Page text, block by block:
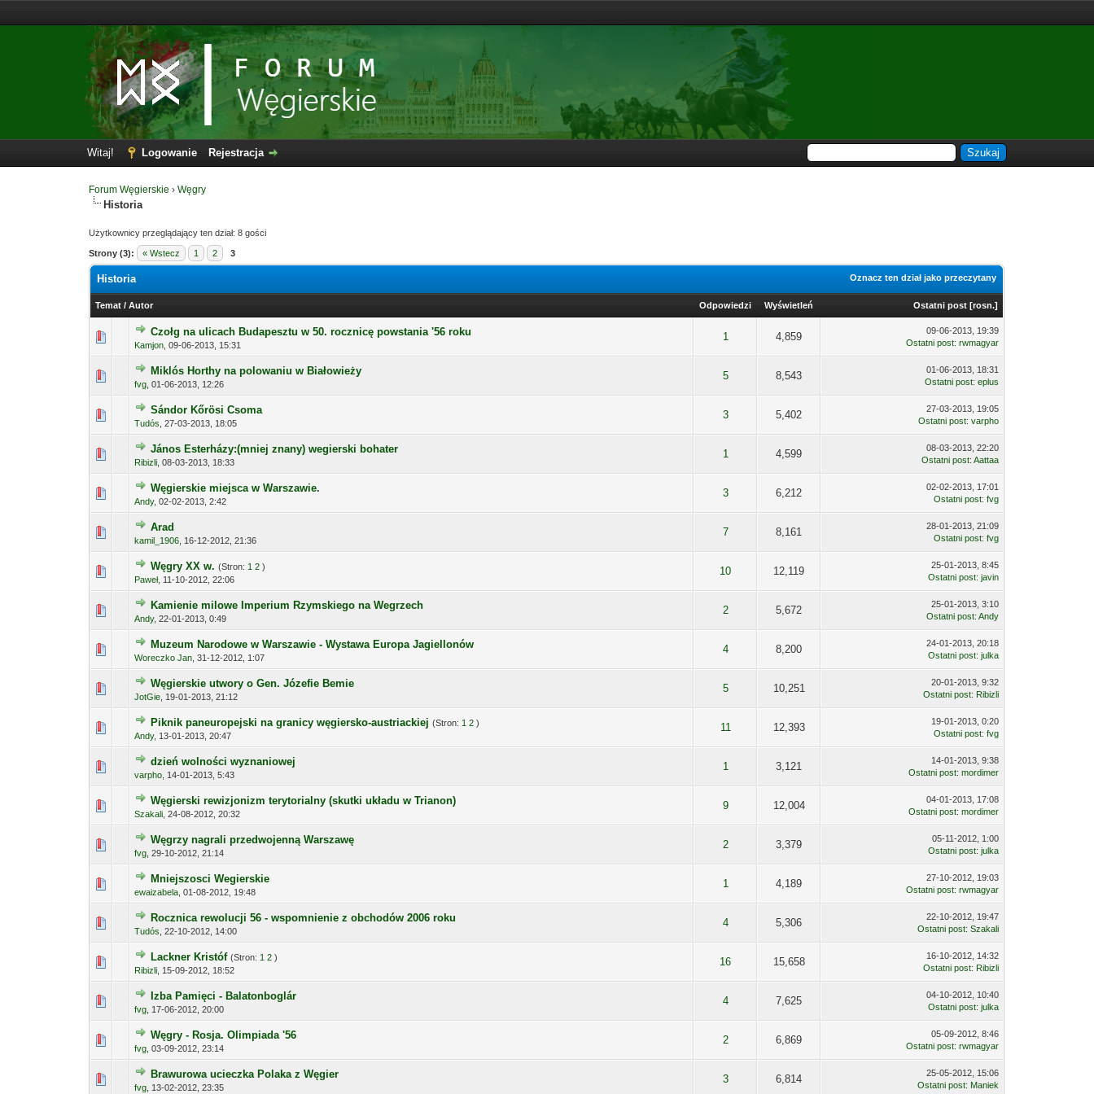
Witaj! Logowanie Rejestracja
Forum Węgierskie ›Węgry
Historia
Użytkownicy przeglądający ten dział: 8 gości
Strony (3): « Wstecz 1 2 3
Oznacz ten dział jako przeczytany
Historia
Temat /Autor Odpowiedzi Wyświetleń Ostatni post [rosn.]
Czołg na ulicach Budapesztu w 50. rocznicę powstania '56 roku
Kamjon ,09-06-2013, 15:31
1 4,859
09-06-2013, 19:39
Ostatni post:rwmagyar
Miklós Horthy na polowaniu w Białowieży
fvg ,01-06-2013, 12:26
5 8,543
01-06-2013, 18:31
Ostatni post:eplus
Sándor Kőrösi Csoma
Tudós ,27-03-2013, 18:05
3 5,402
27-03-2013, 19:05
Ostatni post:varpho
János Esterházy:(mniej znany) wegierski bohater
Ribizli ,08-03-2013, 18:33
1 4,599
08-03-2013, 22:20
Ostatni post:Aattaa
Węgierskie miejsca w Warszawie.
Andy,02-02-2013, 2:42
3 6,212
02-02-2013, 17:01
Ostatni post:fvg
Arad
kamil_1906 16-12-2012, 21:36
7 8,161
28-01-2013, 21:09
Ostatni post:fvg
Węgry XX w. (Stron: 1 2 )
Paweł, 11-10-2012, 22:06
10 12,119
25-01-2013, 8:45
Ostatni post:javin
Kamienie milowe Imperium Rzymskiego na Wegrzech
Andy,22-01-2013, 0:49
2 5,672
25-01-2013, 3:10
Ostatni post:Andy
Muzeum Narodowe w Warszawie - Wystawa Europa Jagiellonów
Woreczko Jan ,31-12-2012, 1:07
4 8,200
24-01-2013, 20:18
Ostatni post:julka
Węgierskie utwory o Gen. Józefie Bemie
JotGie 19-01-2013, 21:12
5 10,251
20-01-2013, 9:32
Ostatni post: Ribizli
Piknik paneuropejski na granicy węgiersko-austriackiej (Stron: 1 2 )
Andy, 13-01-2013, 20:47
11 12,393
19-01-2013, 0:20
Ostatni post:fvg
dzień wolności wyznaniowej
varpho 14-01-2013, 5:43
1 3,121
14-01-2013, 9:38
Ostatni post:mordimer
Węgierski rewizjonizm terytorialny (skutki układu w Trianon)
Szakali ,24-08-2012, 20:32
9 12,004
04-01-2013, 17:08
Ostatni post:mordimer
Węgrzy nagrali przedwojenną Warszawę
fvg ,29-10-2012, 21:14
2 3,379
05-11-2012, 1:00
Ostatni post:julka
Mniejszosci Wegierskie
ewaizabela ,01-08-2012, 19:48
1 4,189
27-10-2012, 19:03
Ostatni post:rwmagyar
Rocznica rewolucji 56 - wspomnienie z obchodów 2006 roku
Tudós ,22-10-2012, 14:00
4 5,306
22-10-2012, 19:47
Ostatni post:Szakali
Lackner Kristóf (Stron: 1 2 )
Ribizli 15-09-2012, 18:52
16 15,658
16-10-2012, 14:32
Ostatni post: Ribizli
Izba Pamięci - Balatonboglár
fvg 17-06-2012, 20:00
4 7,625
04-10-2012, 10:40
Ostatni post:julka
Węgry - Rosja. Olimpiada '56
fvg ,03-09-2012, 23:14
2 6,869
05-09-2012, 8:46
Ostatni post:rwmagyar
Brawurowa ucieczka Polaka z Węgier
fvg 13-02-2012, 23:35
3 6,814
25-05-2012, 15:06
Ostatni post: Maniek